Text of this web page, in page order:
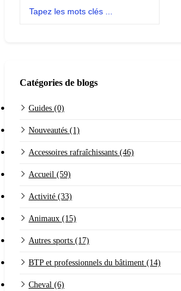
Catégories de blogs
Guides (0)
Nouveautés (1)
Accessoires rafraîchissants (46)
Accueil (59)
Activité (33)
Animaux (15)
Autres sports (17)
BTP et professionnels du bâtiment (14)
Cheval (6)